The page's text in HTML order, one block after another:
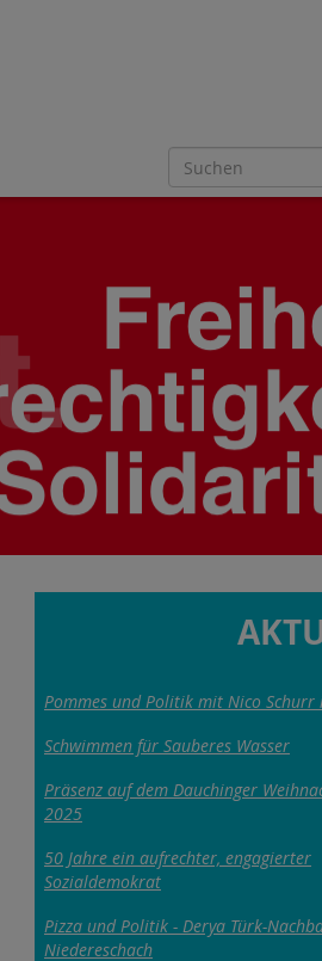
Pommes und Politik mit Nico Schurr
Schwimmen für Sauberes Wasser
Präsenz auf dem Dauchinger
2025
50 Jahre ein aufrechter, engagierter
Sozialdemokrat
Pizza und Politik - Derya Türk-
Niedereschach